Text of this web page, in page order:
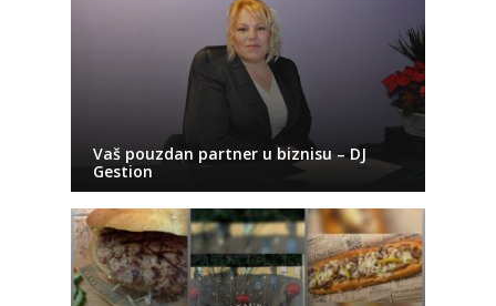
Vaš pouzdan partner u biznisu – DJ
Gestion